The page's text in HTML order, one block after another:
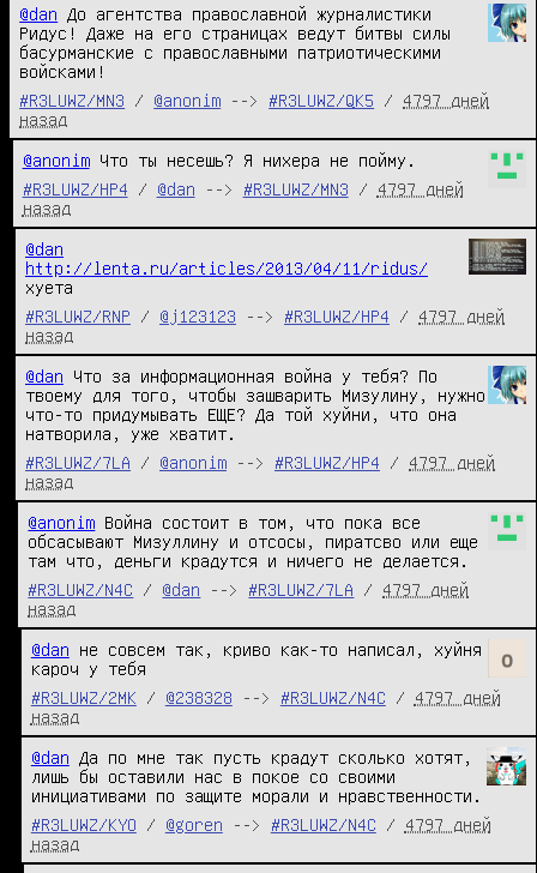
@dan До агентства православной журналистики
Ридус! Даже на его страницах ведут битвы силы
басурманские с православными патриотическими
войсками!
#R3LUWZ/MN3
/ @anonim --> #R3LUWZ/QK5 / 4797 дней
назад
@anonim Что ты несешь? Я нихера не пойму.
#R3LUWZ/HP4
/ @dan --> #R3LUWZ/MN3 / 4797 дней
назад
@dan
http://lenta.ru/articles/2013/04/11/ridus/
хуета
#R3LUWZ/RNP
/ @j123123 --> #R3LUWZ/HP4 / 4797 дней
назад
@dan Что за информационная война у тебя? По
твоему для того, чтобы зашварить Мизулину, нужно
что-то придумывать ЕЩЕ? Да той хуйни, что она
натворила, уже хватит.
#R3LUWZ/7LA
/ @anonim --> #R3LUWZ/HP4 / 4797 дней
назад
@anonim Война состоит в том, что пока все
обсасывают Мизуллину и отсосы, пиратсво или еще
там что, деньги крадутся и ничего не делается.
#R3LUWZ/N4C
/ @dan --> #R3LUWZ/7LA / 4797 дней
назад
@dan не совсем так, криво как-то написал, хуйня
кароч у тебя
#R3LUWZ/2MK
/ @238328 --> #R3LUWZ/N4C / 4797 дней
назад
@dan Да по мне так пусть крадут сколько хотят,
лишь бы оставили нас в покое со своими
инициативами по защите морали и нравственности.
#R3LUWZ/KYO
/ @goren --> #R3LUWZ/N4C / 4797 дней
назад